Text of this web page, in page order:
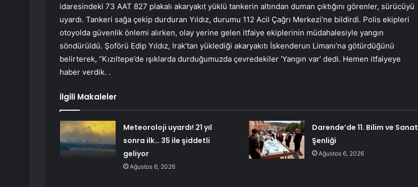
idaresindeki 73 AAT 827 plakalı akaryakıt yüklü tankerin altından duman çıktığını görenler, sürücüyü
uyardı. Tankeri sağa çekip durduran Yıldız, durumu 112 Acil Çağrı Merkezi’ne bildirdi. Polis ekipleri
otoyolda güvenlik önlemi alırken, olay yerine gelen itfaiye ekiplerinin müdahalesiyle yangın
söndürüldü. Şoförü Edip Yıldız, Irak’tan yüklediği akaryakıtı İskenderun Limanı’na götürdüğünü
belirterek, “Kızıltepe’de ışıklarda durduğumuzda çevredekiler ‘Yangın var’ dedi. Hemen itfaiyeye
haber verdik. .
İlgili Makaleler
Meteoroloji uyardı! 21 yıl
sonra ilk… 35 ile şiddetli
geliyor
Ağustos 6, 2026
Darende’de 11. Bilim ve Sanat
Şenliği
Ağustos 6, 2026